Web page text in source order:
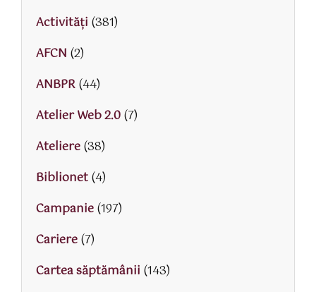
Activităţi (381)
AFCN (2)
ANBPR(44)
Atelier Web 2.0(7)
Ateliere(38)
Biblionet(4)
Campanie(197)
Cariere(7)
Cartea săptămânii (143)